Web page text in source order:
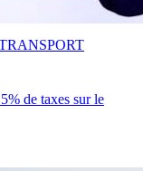
de taxes sur le